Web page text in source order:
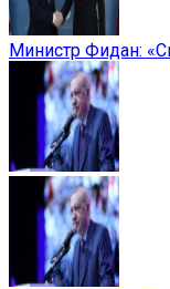
Министр Фидан: